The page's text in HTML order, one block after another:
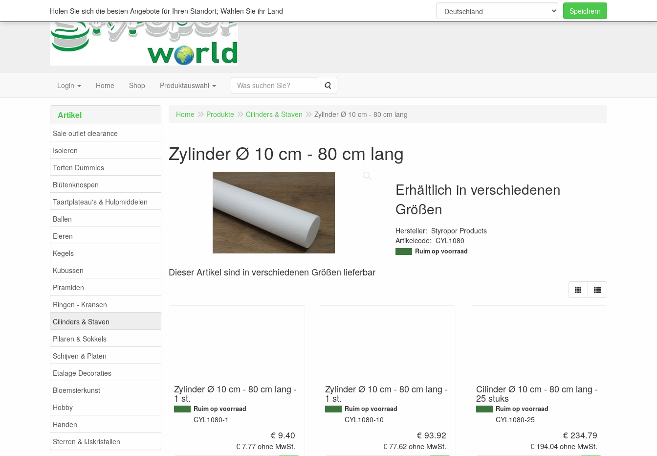
0
Login Home Shop Produktauswahl Suche
Artikel
Sale outlet clearance
Isoleren
Torten Dummies
Blütenknospen
Taartplateau's & Hulpmiddelen
Ballen
Eieren
Kegels
Kubussen
Piramiden
Ringen - Kransen
Cilinders & Staven
Pilaren & Sokkels
Schijven & Platen
Etalage Decoraties
Bloemsierkunst
Hobby
Handen
Sterren & IJskristallen
Home Produkte Cilinders & Staven Zylinder Ø 10 cm - 80 cm lang
Zylinder Ø 10 cm - 80 cm lang
Erhältlich in verschiedenen
Größen
Hersteller: Styropor Products
Artikelcode: CYL1080
9504172689335
Ruim op voorraad
Dieser Artikel sind in verschiedenen Größen lieferbar
Zylinder Ø 10 cm - 80 cm lang -
1 st.
Ruim op voorraad
CYL1080-1
€ 9.40
€ 7.77 ohne MwSt.
Zylinder Ø 10 cm - 80 cm lang -
1 st.
Ruim op voorraad
CYL1080-10
€ 93.92
€ 77.62 ohne MwSt.
Cilinder Ø 10 cm - 80 cm lang -
25 stuks
Ruim op voorraad
CYL1080-25
€ 234.79
€ 194.04 ohne MwSt.
Holen Sie sich die besten Angebote für Ihren Standort; Wählen Sie ihr Land Speichern